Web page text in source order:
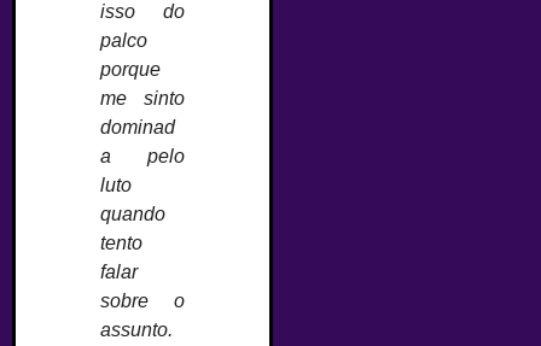
isso do
palco
porque
me sinto
dominad
a pelo
luto
quando
tento
falar
sobre o
assunto.